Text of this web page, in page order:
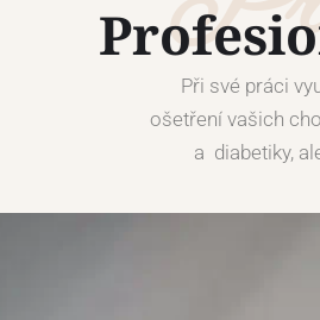
Při své práci
ošetření vašich
a diabetiky,